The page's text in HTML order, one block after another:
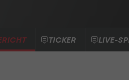
TICKER LIVE-